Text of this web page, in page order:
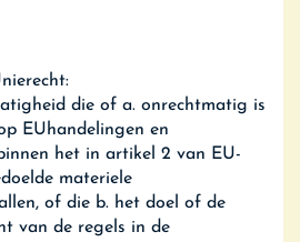
die of a. onrechtmatig is
EUhandelingen en
het in artikel 2 van EU-
materiele
of die b. het doel of de
van de regels in de